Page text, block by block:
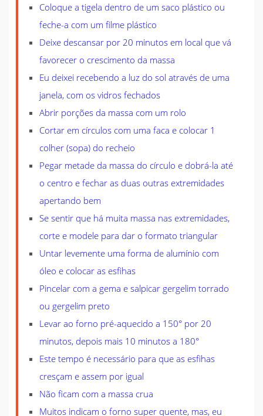
Coloque a tigela dentro de um saco plástico ou
feche-a com um filme plástico
Deixe descansar por 20 minutos em local que vá
favorecer o crescimento da massa
Eu deixei recebendo a luz do sol através de uma
janela, com os vidros fechados
Abrir porções da massa com um rolo
Cortar em círculos com uma faca e colocar 1
colher (sopa) do recheio
Pegar metade da massa do círculo e dobrá-la até
o centro e fechar as duas outras extremidades
apertando bem
Se sentir que há muita massa nas extremidades,
corte e modele para dar o formato triangular
Untar levemente uma forma de alumínio com
óleo e colocar as esfihas
Pincelar com a gema e salpicar gergelim torrado
ou gergelim preto
Levar ao forno pré-aquecido a 150° por 20
minutos, depois mais 10 minutos a 180°
Este tempo é necessário para que as esfihas
cresçam e assem por igual
Não ficam com a massa crua
Muitos indicam o forno super quente, mas, eu